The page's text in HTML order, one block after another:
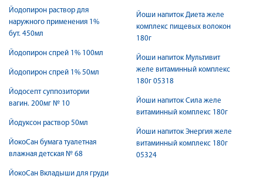
Йодопирон раствор для
наружного применения 1%
бут. 450мл
Йодопирон спрей 1% 100мл
Йодопирон спрей 1% 50мл
Йодосепт суппозитории
вагин. 200мг № 10
Йодуксон раствор 50мл
ЙокоСан бумага туалетная
влажная детская № 68
ЙокоСан Вкладыши для груди
Йоши напиток Диета желе
комплекс пищевых волокон
180г
Йоши напиток Мультивит
желе витаминный комплекс
180г 05318
Йоши напиток Сила желе
витаминный комплекс 180г
Йоши напиток Энергия желе
витаминный комплекс 180г
05324